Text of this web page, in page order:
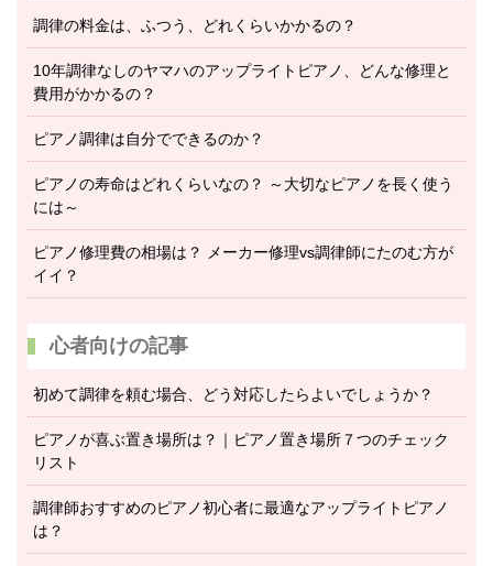
調律の料金は、ふつう、どれくらいかかるの？
10年調律なしのヤマハのアップライトピアノ、どんな修理と
費用がかかるの？
ピアノ調律は自分でできるのか？
ピアノの寿命はどれくらいなの？ ～大切なピアノを長く使う
には～
ピアノ修理費の相場は？ メーカー修理vs調律師にたのむ方が
イイ？
心者向けの記事
初めて調律を頼む場合、どう対応したらよいでしょうか？
ピアノが喜ぶ置き場所は？｜ピアノ置き場所７つのチェック
リスト
調律師おすすめのピアノ初心者に最適なアップライトピアノ
は？